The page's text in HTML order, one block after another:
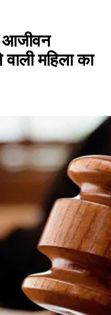
आजीवन
महिला का